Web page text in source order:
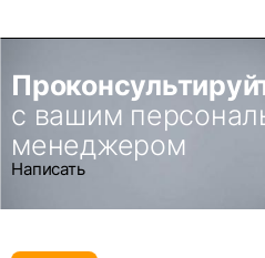
с вашим
менеджером
Написать